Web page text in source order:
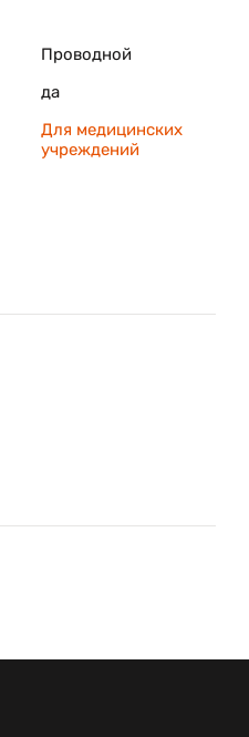
Проводной
да
Для медицинских
учреждений